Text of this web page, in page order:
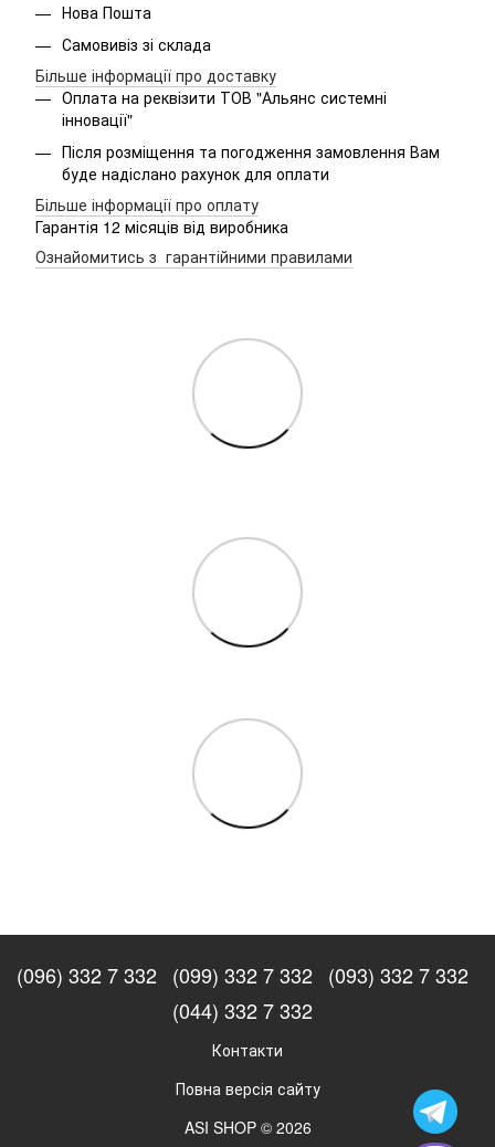
Нова Пошта
Самовивіз зі склада
Більше інформації про доставку
Оплата на реквізити ТОВ "Альянс системні
інновації"
Після розміщення та погодження замовлення Вам
буде надіслано рахунок для оплати
Більше інформації про оплату
Гарантія 12 місяців від виробника
Ознайомитись з гарантійними правилами
(096) 332 7 332 (099) 332 7 332 (093) 332 7 332
(044) 332 7 332
Контакти
Повна версія сайту
ASI SHOP © 2026